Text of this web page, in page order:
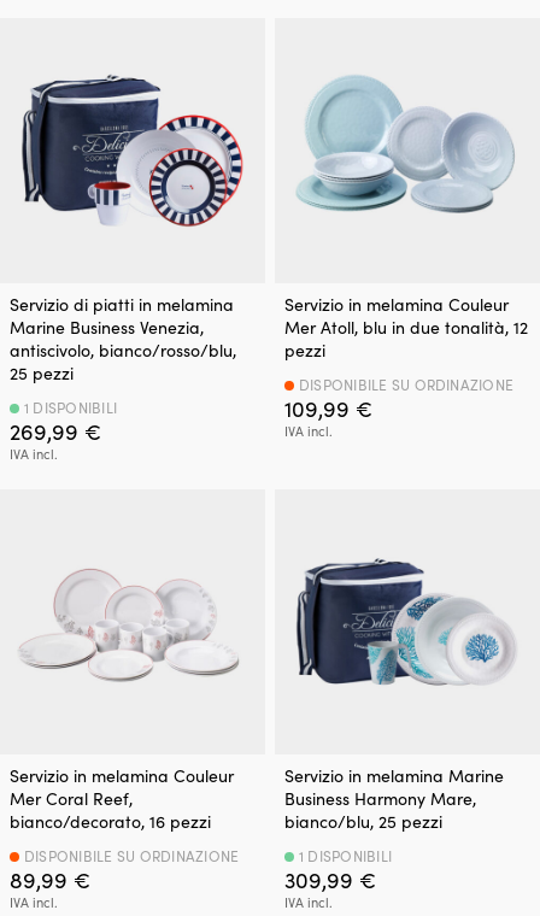
Servizio di piatti in melamina
Marine Business Venezia,
antiscivolo, bianco/rosso/blu,
25 pezzi
269,99 €
IVA incl.
1 DISPONIBILI
Servizio in melamina Couleur
Mer Atoll, blu in due tonalità, 12
pezzi
109,99 €
IVA incl.
DISPONIBILE SU ORDINAZIONE
Servizio in melamina Couleur
Mer Coral Reef,
bianco/decorato, 16 pezzi
89,99 €
IVA incl.
DISPONIBILE SU ORDINAZIONE
Servizio in melamina Marine
Business Harmony Mare,
bianco/blu, 25 pezzi
309,99 €
IVA incl.
1 DISPONIBILI